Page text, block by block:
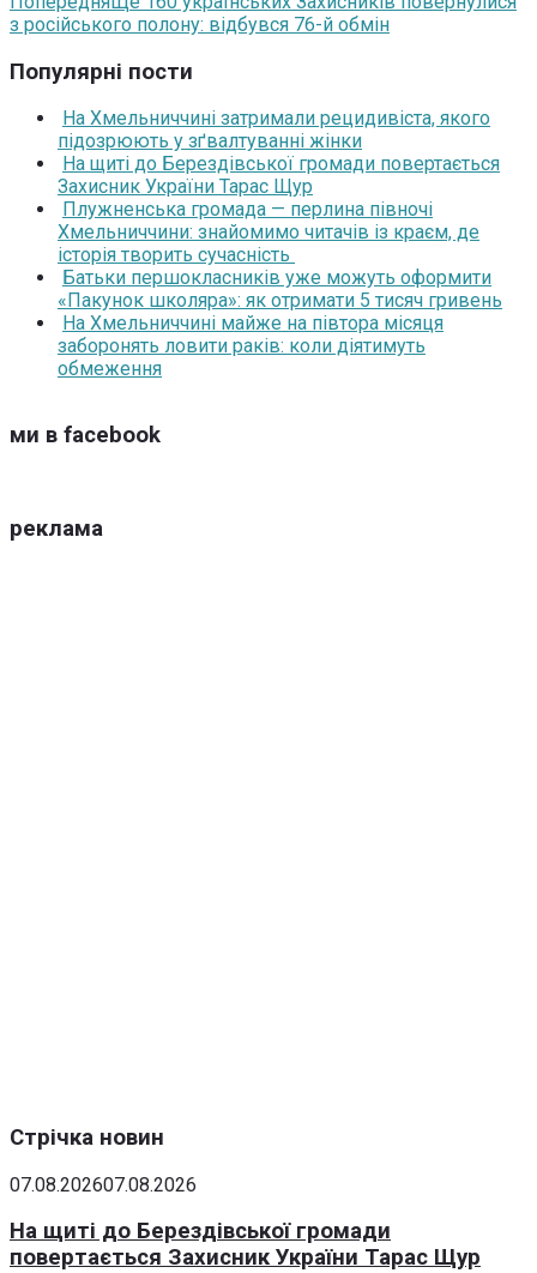
з російського полону: відбувся 76-й обмін
Популярні пости
На Хмельниччині затримали рецидивіста, якого
підозрюють у зґвалтуванні жінки
На щиті до Берездівської громади повертається
Захисник України Тарас Щур
Плужненська громада — перлина півночі
Хмельниччини: знайомимо читачів із краєм, де
історія творить сучасність
Батьки першокласників уже можуть оформити
«Пакунок школяра»: як отримати 5 тисяч гривень
На Хмельниччині майже на півтора місяця
заборонять ловити раків: коли діятимуть
обмеження
ми в facebook
реклама
Стрічка новин
07.08.202607.08.2026
На щиті до Берездівської громади
повертається Захисник України Тарас Щур